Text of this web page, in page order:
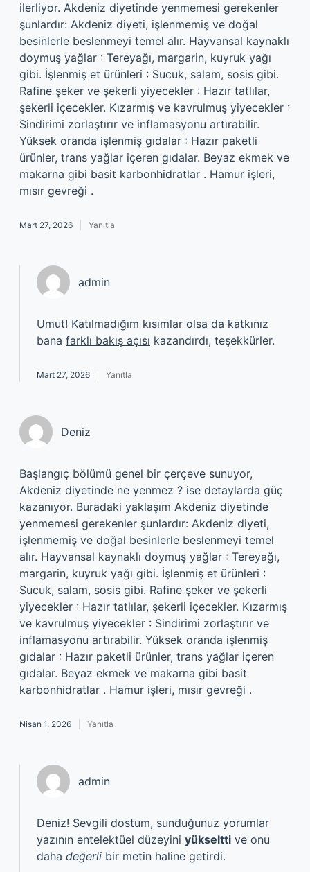
ilerliyor. Akdeniz diyetinde yenmemesi gerekenler
şunlardır: Akdeniz diyeti, işlenmemiş ve doğal
besinlerle beslenmeyi temel alır. Hayvansal kaynaklı
doymuş yağlar : Tereyağı, margarin, kuyruk yağı
gibi. İşlenmiş et ürünleri : Sucuk, salam, sosis gibi.
Rafine şeker ve şekerli yiyecekler : Hazır tatlılar,
şekerli içecekler. Kızarmış ve kavrulmuş yiyecekler :
Sindirimi zorlaştırır ve inflamasyonu artırabilir.
Yüksek oranda işlenmiş gıdalar : Hazır paketli
ürünler, trans yağlar içeren gıdalar. Beyaz ekmek ve
makarna gibi basit karbonhidratlar . Hamur işleri,
mısır gevreği .
Mart 27, 2026 Yanıtla
admin
Umut! Katılmadığım kısımlar olsa da katkınız
bana farklı bakış açısı kazandırdı, teşekkürler.
Mart 27, 2026 Yanıtla
Deniz
Başlangıç bölümü genel bir çerçeve sunuyor,
Akdeniz diyetinde ne yenmez ? ise detaylarda güç
kazanıyor. Buradaki yaklaşım Akdeniz diyetinde
yenmemesi gerekenler şunlardır: Akdeniz diyeti,
işlenmemiş ve doğal besinlerle beslenmeyi temel
alır. Hayvansal kaynaklı doymuş yağlar : Tereyağı,
margarin, kuyruk yağı gibi. İşlenmiş et ürünleri :
Sucuk, salam, sosis gibi. Rafine şeker ve şekerli
yiyecekler : Hazır tatlılar, şekerli içecekler. Kızarmış
ve kavrulmuş yiyecekler : Sindirimi zorlaştırır ve
inflamasyonu artırabilir. Yüksek oranda işlenmiş
gıdalar : Hazır paketli ürünler, trans yağlar içeren
gıdalar. Beyaz ekmek ve makarna gibi basit
karbonhidratlar . Hamur işleri, mısır gevreği .
Nisan 1, 2026 Yanıtla
admin
Deniz! Sevgili dostum, sunduğunuz yorumlar
yazının entelektüel düzeyini yükseltti ve onu
daha değerli bir metin haline getirdi.